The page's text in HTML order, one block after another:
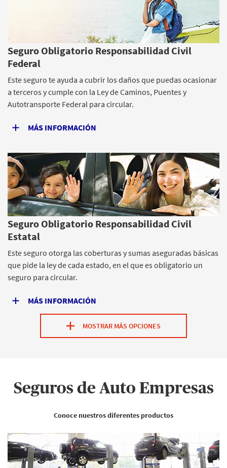
Seguro Obligatorio Responsabilidad Civil
Federal
Este seguro te ayuda a cubrir los daños que puedas ocasionar
a terceros y cumple con la Ley de Caminos, Puentes y
Autotransporte Federal para circular.
MÁS INFORMACIÓN
Seguro Obligatorio Responsabilidad Civil
Estatal
Este seguro otorga las coberturas y sumas aseguradas básicas
que pide la ley de cada estado, en el que es obligatorio un
seguro para circular.
MÁS INFORMACIÓN
MOSTRAR MÁS OPCIONES
Seguros de Auto Empresas
Conoce nuestros diferentes productos